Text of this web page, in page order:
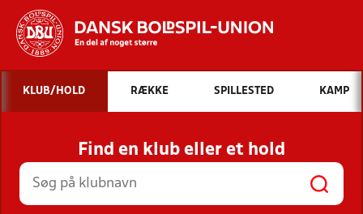
Hvad vil du søge efter?
INDHOLD OG NYHEDER
STILLINGER, RESULTATER, KLUBBER OG
HOLD
KLUB/HOLD RÆKKE SPILLESTED KAMP
Find en klub eller et hold